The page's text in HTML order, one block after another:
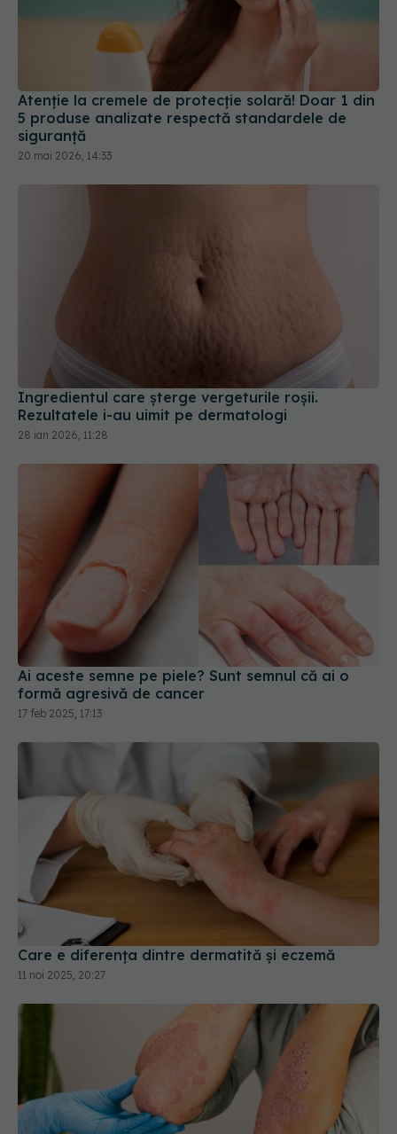
Atenție la cremele de protecție solară! Doar 1 din
5 produse analizate respectă standardele de
siguranță
20 mai 2026, 14:33
Ingredientul care șterge vergeturile roșii.
Rezultatele i-au uimit pe dermatologi
28 ian 2026, 11:28
Ai aceste semne pe piele? Sunt semnul că ai o
formă agresivă de cancer
17 feb 2025, 17:13
Care e diferența dintre dermatită și eczemă
11 noi 2025, 20:27